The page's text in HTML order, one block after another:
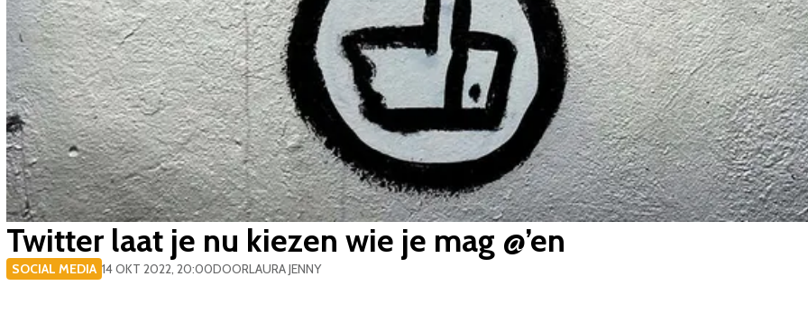
​Twitter laat je nu kiezen wie je mag @’en
SOCIAL MEDIA 14 OKT 2022, 20:00DOORLAURA JENNY